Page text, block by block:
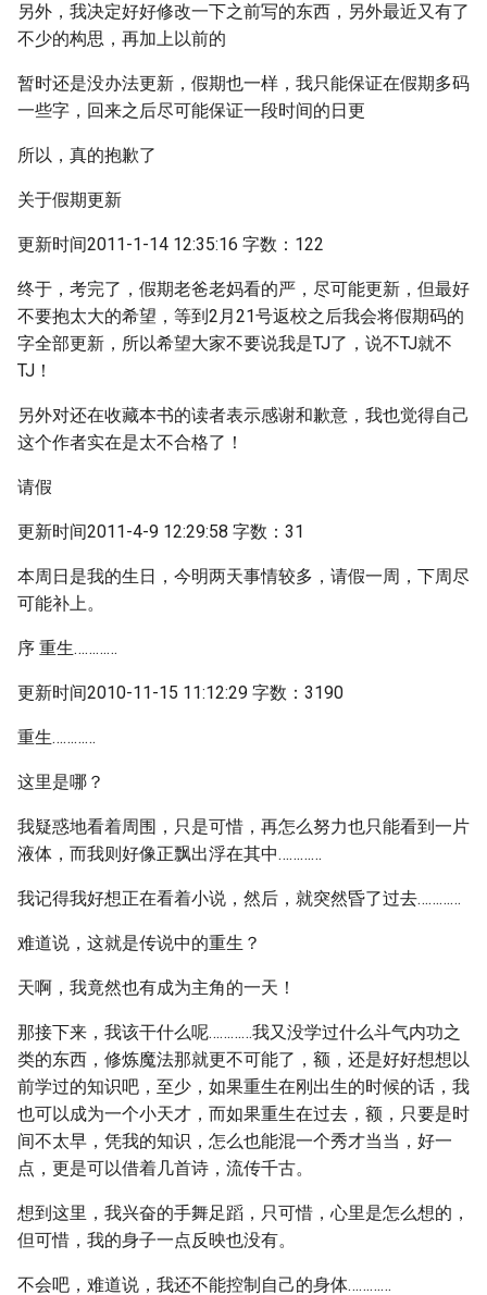
另外，我决定好好修改一下之前写的东西，另外最近又有了
不少的构思，再加上以前的
暂时还是没办法更新，假期也一样，我只能保证在假期多码
一些字，回来之后尽可能保证一段时间的日更
所以，真的抱歉了
关于假期更新
更新时间2011-1-14 12:35:16 字数：122
终于，考完了，假期老爸老妈看的严，尽可能更新，但最好
不要抱太大的希望，等到2月21号返校之后我会将假期码的
字全部更新，所以希望大家不要说我是TJ了，说不TJ就不
TJ！
另外对还在收藏本书的读者表示感谢和歉意，我也觉得自己
这个作者实在是太不合格了！
请假
更新时间2011-4-9 12:29:58 字数：31
本周日是我的生日，今明两天事情较多，请假一周，下周尽
可能补上。
序 重生…………
更新时间2010-11-15 11:12:29 字数：3190
重生…………
这里是哪？
我疑惑地看着周围，只是可惜，再怎么努力也只能看到一片
液体，而我则好像正飘出浮在其中…………
我记得我好想正在看着小说，然后，就突然昏了过去…………
难道说，这就是传说中的重生？
天啊，我竟然也有成为主角的一天！
那接下来，我该干什么呢…………我又没学过什么斗气内功之
类的东西，修炼魔法那就更不可能了，额，还是好好想想以
前学过的知识吧，至少，如果重生在刚出生的时候的话，我
也可以成为一个小天才，而如果重生在过去，额，只要是时
间不太早，凭我的知识，怎么也能混一个秀才当当，好一
点，更是可以借着几首诗，流传千古。
想到这里，我兴奋的手舞足蹈，只可惜，心里是怎么想的，
但可惜，我的身子一点反映也没有。
不会吧，难道说，我还不能控制自己的身体…………